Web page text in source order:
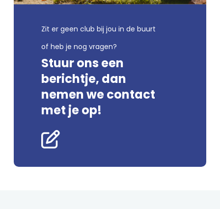
Zit er geen club bij jou in de buurt
of heb je nog vragen?
Stuur ons een
berichtje, dan
nemen we contact
met je op!